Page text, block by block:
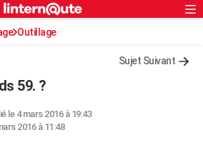
S'inscrire
Connexion
Outillage
Sujet Suivant
59. ?
le 4 mars 2016 à 19:43
2016 à 11:48